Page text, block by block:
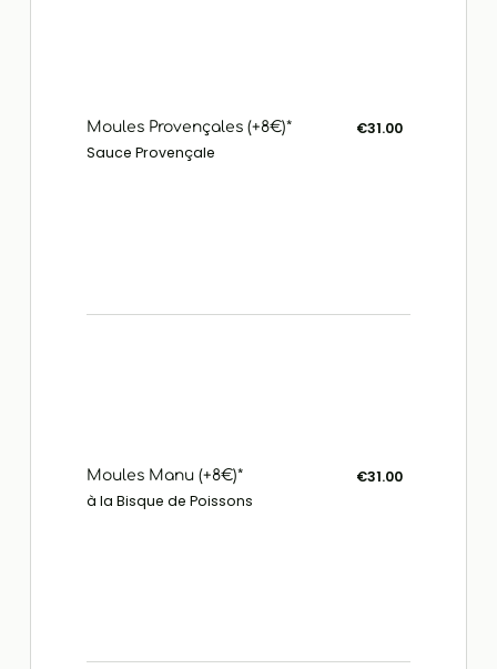
Moules Provençales (+8€)*
Sauce Provençale
€31.00
Moules Manu (+8€)*
à la Bisque de Poissons
€31.00